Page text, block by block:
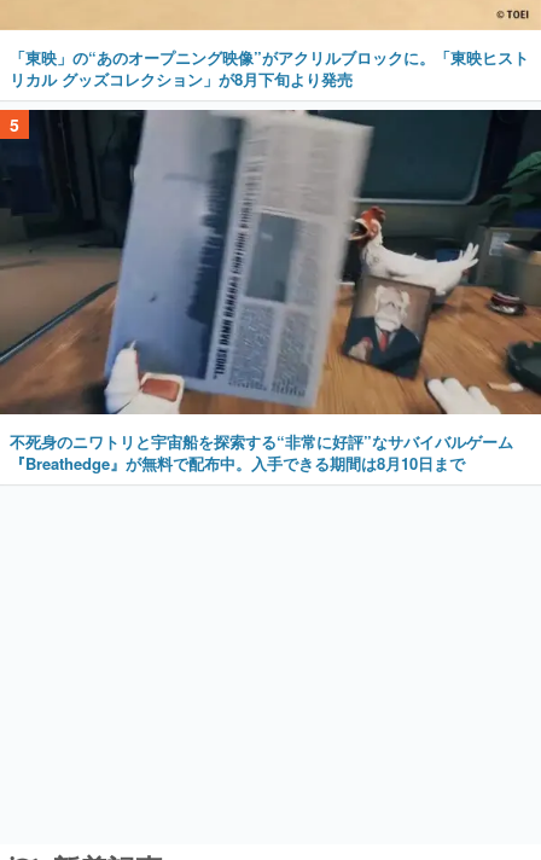
「東映」の“あのオープニング映像”がアクリルブロックに。「東映ヒスト
リカル グッズコレクション」が8月下旬より発売
5
不死身のニワトリと宇宙船を探索する“非常に好評”なサバイバルゲーム
『Breathedge』が無料で配布中。入手できる期間は8月10日まで